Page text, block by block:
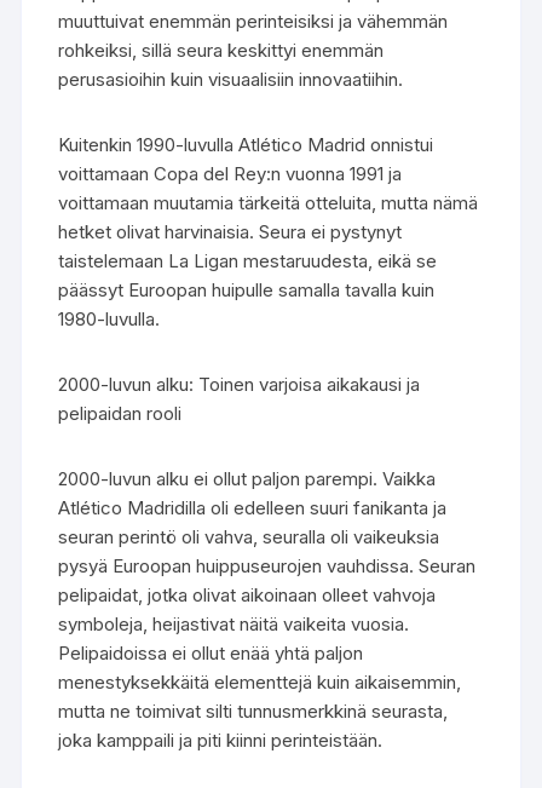
muuttuivat enemmän perinteisiksi ja vähemmän
rohkeiksi, sillä seura keskittyi enemmän
perusasioihin kuin visuaalisiin innovaatiihin.
Kuitenkin 1990-luvulla Atlético Madrid onnistui
voittamaan Copa del Rey:n vuonna 1991 ja
voittamaan muutamia tärkeitä otteluita, mutta nämä
hetket olivat harvinaisia. Seura ei pystynyt
taistelemaan La Ligan mestaruudesta, eikä se
päässyt Euroopan huipulle samalla tavalla kuin
1980-luvulla.
2000-luvun alku: Toinen varjoisa aikakausi ja
pelipaidan rooli
2000-luvun alku ei ollut paljon parempi. Vaikka
Atlético Madridilla oli edelleen suuri fanikanta ja
seuran perintö oli vahva, seuralla oli vaikeuksia
pysyä Euroopan huippuseurojen vauhdissa. Seuran
pelipaidat, jotka olivat aikoinaan olleet vahvoja
symboleja, heijastivat näitä vaikeita vuosia.
Pelipaidoissa ei ollut enää yhtä paljon
menestyksekkäitä elementtejä kuin aikaisemmin,
mutta ne toimivat silti tunnusmerkkinä seurasta,
joka kamppaili ja piti kiinni perinteistään.